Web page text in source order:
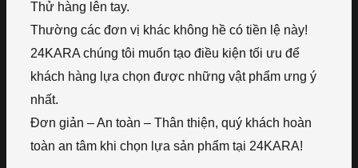
Thử hàng lên tay.
Thường các đơn vị khác không hề có tiền lệ này!
24KARA chúng tôi muốn tạo điều kiện tối ưu để
khách hàng lựa chọn được những vật phẩm ưng ý
nhất.
Đơn giản – An toàn – Thân thiện, quý khách hoàn
toàn an tâm khi chọn lựa sản phẩm tại 24KARA!